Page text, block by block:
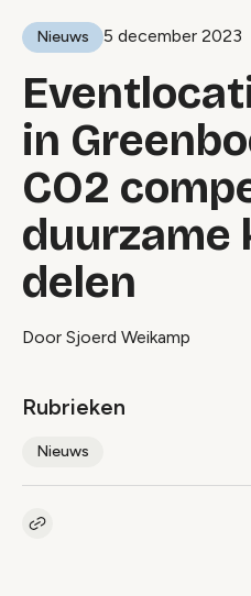
Nieuws 5 december 2023
in
CO2
duurzame
delen
Door Sjoerd Weikamp
Rubrieken
Nieuws
Kopieer link naar artikel